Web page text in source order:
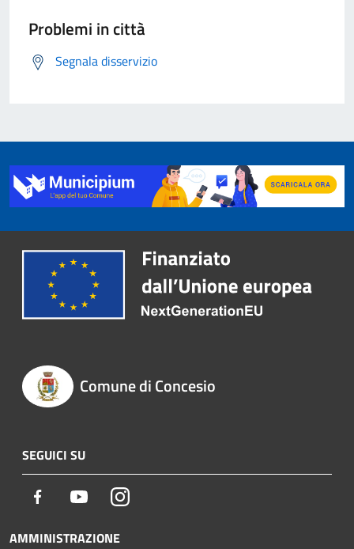
Problemi in città
Segnala disservizio
Comune di Concesio
SEGUICI SU
Facebook YoutubeInstagram
AMMINISTRAZIONE